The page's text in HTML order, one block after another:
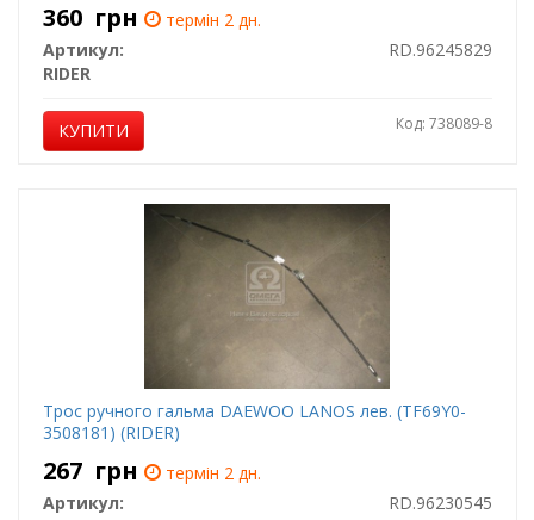
360 грн
термін 2 дн.
Артикул:
RD.96245829
RIDER
КУПИТИ Код: 738089-8
Трос ручного гальма DAEWOO LANOS лев. (TF69Y0-
3508181) (RIDER)
267 грн
термін 2 дн.
Артикул:
RD.96230545